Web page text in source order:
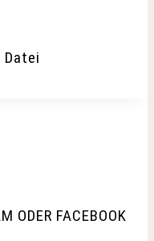
ODER FACEBOOK